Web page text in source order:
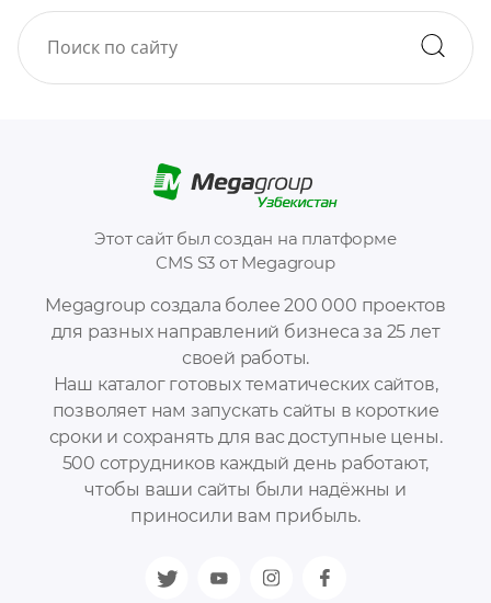
Megagroup создала более 200 000 проектов
для разных направлений бизнеса за 25 лет
своей работы.
Наш каталог готовых тематических сайтов,
позволяет нам запускать сайты в короткие
сроки и сохранять для вас доступные цены.
500 сотрудников каждый день работают,
чтобы ваши сайты были надёжны и
приносили вам прибыль.
Этот сайт был создан на платформе
CMS S3 от Megagroup